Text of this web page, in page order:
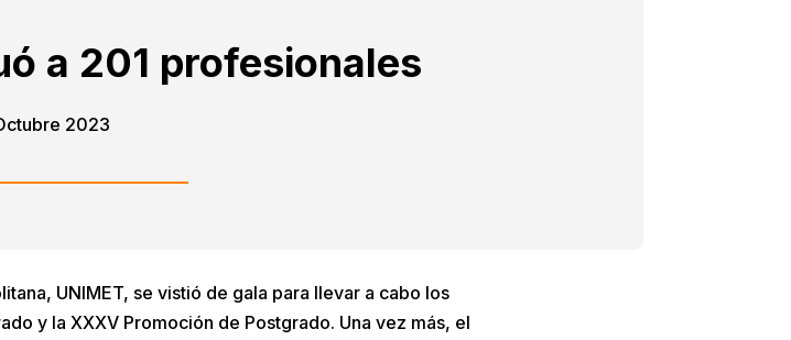
a 201 profesionales
2023
UNIMET, se vistió de gala para llevar a cabo los
y la XXXV Promoción de Postgrado. Una vez más, el